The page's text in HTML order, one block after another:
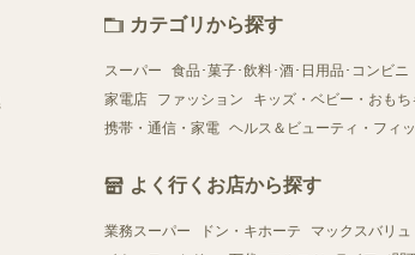
カテゴリから探す
スーパー 食品･菓子･飲料･酒･日用品･コンビニ
家電店
ファッション キッズ・ベビー・おもち
携帯・通信・家電 ヘルス＆ビューティ・フィ
よく行くお店から探す
業務スーパー ドン・キホーテ マックスバリュ